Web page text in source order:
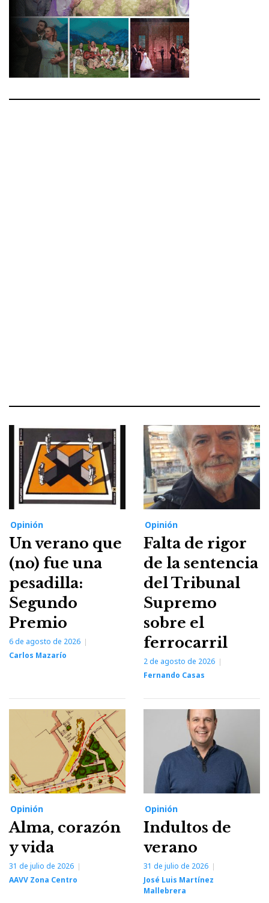
Opinión
Un verano que
(no) fue una
pesadilla:
Segundo
Premio
6 de agosto de 2026
Carlos Mazarío
Opinión
Falta de rigor
de la sentencia
del Tribunal
Supremo
sobre el
ferrocarril
2 de agosto de 2026
Fernando Casas
Opinión
Alma, corazón
y vida
31 de julio de 2026
AAVV Zona Centro
Opinión
Indultos de
verano
31 de julio de 2026
José Luis Martínez
Mallebrera